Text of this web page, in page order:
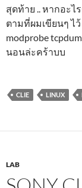
สุดท้าย .. หากอะไ
ตามที่ผมเขียนๆ ไว้
modprobe
นอนล่ะคร้าบบ
CLIE LINUX
LAB